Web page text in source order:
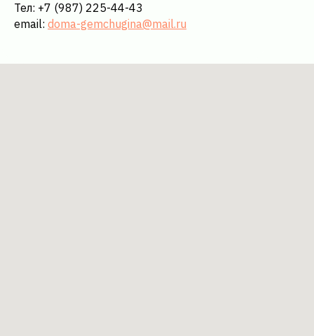
Тел: +7 (987) 225-44-43
email: doma-gemchugina@mail.ru